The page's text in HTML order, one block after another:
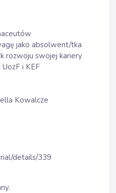
jako absolwent/tka
rozwoju swojej kariery
i KEF
Kowalcze
details/339